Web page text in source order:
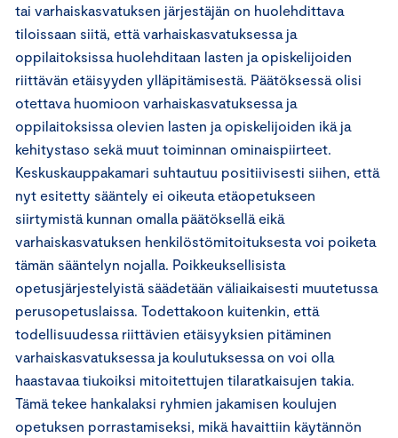
tai varhaiskasvatuksen järjestäjän on huolehdittava
tiloissaan siitä, että varhaiskasvatuksessa ja
oppilaitoksissa huolehditaan lasten ja opiskelijoiden
riittävän etäisyyden ylläpitämisestä. Päätöksessä olisi
otettava huomioon varhaiskasvatuksessa ja
oppilaitoksissa olevien lasten ja opiskelijoiden ikä ja
kehitystaso sekä muut toiminnan ominaispiirteet.
Keskuskauppakamari suhtautuu positiivisesti siihen, että
nyt esitetty sääntely ei oikeuta etäopetukseen
siirtymistä kunnan omalla päätöksellä eikä
varhaiskasvatuksen henkilöstömitoituksesta voi poiketa
tämän sääntelyn nojalla. Poikkeuksellisista
opetusjärjestelyistä säädetään väliaikaisesti muutetussa
perusopetuslaissa. Todettakoon kuitenkin, että
todellisuudessa riittävien etäisyyksien pitäminen
varhaiskasvatuksessa ja koulutuksessa on voi olla
haastavaa tiukoiksi mitoitettujen tilaratkaisujen takia.
Tämä tekee hankalaksi ryhmien jakamisen koulujen
opetuksen porrastamiseksi, mikä havaittiin käytännön